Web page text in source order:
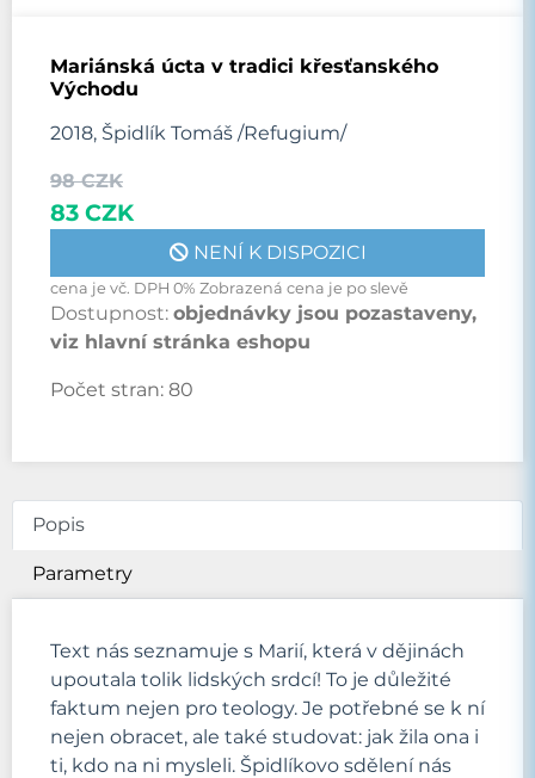
Mariánská úcta v tradici křesťanského
Východu
2018, Špidlík Tomáš /Refugium/
98 CZK
83 CZK
NENÍ K DISPOZICI
cena je vč. DPH 0% Zobrazená cena je po slevě
Dostupnost: objednávky jsou pozastaveny,
viz hlavní stránka eshopu
Počet stran: 80
Popis
Parametry
Text nás seznamuje s Marií, která v dějinách
upoutala tolik lidských srdcí! To je důležité
faktum nejen pro teology. Je potřebné se k ní
nejen obracet, ale také studovat: jak žila ona i
ti, kdo na ni mysleli. Špidlíkovo sdělení nás